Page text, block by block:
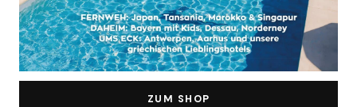
ZUM SHOP